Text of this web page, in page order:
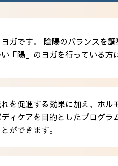
ガです。 陰陽のバランスを
「陽」のヨガを行っている方
を促進する効果に加え、ホ
ィケアを目的としたプログ
ができます。